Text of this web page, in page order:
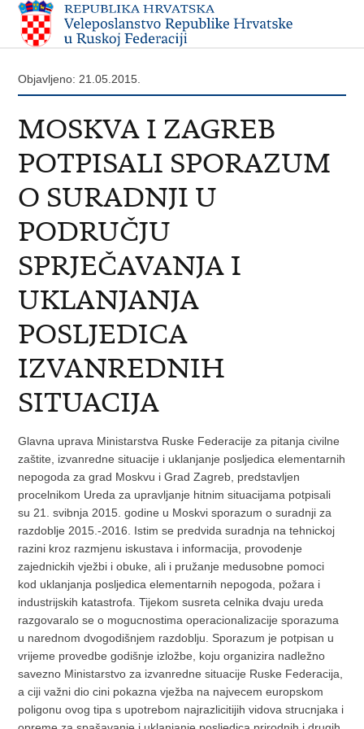
Objavljeno: 21.05.2015.
MOSKVA I ZAGREB
POTPISALI SPORAZUM
O SURADNJI U
PODRUČJU
SPRJEČAVANJA I
UKLANJANJA
POSLJEDICA
IZVANREDNIH
SITUACIJA
Glavna uprava Ministarstva Ruske Federacije za pitanja civilne
zaštite, izvanredne situacije i uklanjanje posljedica elementarnih
nepogoda za grad Moskvu i Grad Zagreb, predstavljen
procelnikom Ureda za upravljanje hitnim situacijama potpisali
su 21. svibnja 2015. godine u Moskvi sporazum o suradnji za
razdoblje 2015.-2016. Istim se predvida suradnja na tehnickoj
razini kroz razmjenu iskustava i informacija, provodenje
zajednickih vježbi i obuke, ali i pružanje medusobne pomoci
kod uklanjanja posljedica elementarnih nepogoda, požara i
industrijskih katastrofa. Tijekom susreta celnika dvaju ureda
razgovaralo se o mogucnostima operacionalizacije sporazuma
u narednom dvogodišnjem razdoblju. Sporazum je potpisan u
vrijeme provedbe godišnje izložbe, koju organizira nadležno
savezno Ministarstvo za izvanredne situacije Ruske Federacija,
a ciji važni dio cini pokazna vježba na najvecem europskom
poligonu ovog tipa s upotrebom najrazlicitijih vidova strucnjaka i